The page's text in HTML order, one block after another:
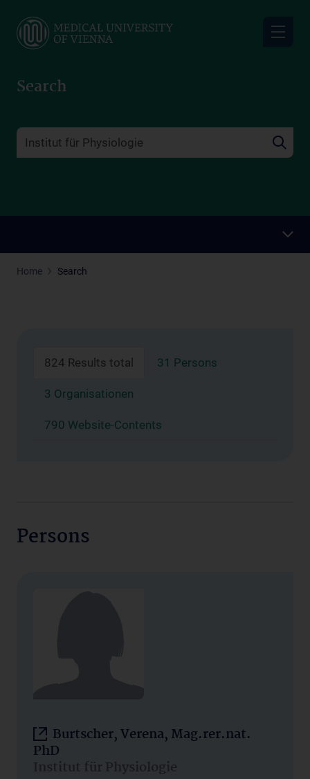
main
Search
Home Search
824 Results total 31 Persons
3 Organisationen
790 Website-Contents
Persons
Burtscher, Verena, Mag.rer.nat.
PhD
Institut für Physiologie